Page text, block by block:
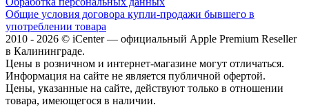
Общие условия договора купли-продажи бывшего в
употреблении товара
2010 - 2026 © iCenter — официальный Apple Premium Reseller
в Калининграде.
Цены в розничном и интернет-магазине могут отличаться.
Информация на сайте не является публичной офертой.
Цены, указанные на сайте, действуют только в отношении
товара, имеющегося в наличии.